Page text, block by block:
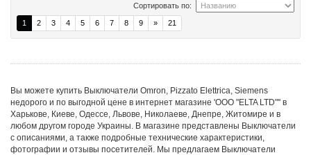
Сортировать по:
1 2 3 4 5 6 7 8 9 » 21
Вы можете купить Выключатели Omron, Pizzato Elettrica, Siemens
недорого и по выгодной цене в интернет магазине 'ООО "ELTA LTD"'' в
Харькове, Киеве, Одессе, Львове, Николаеве, Днепре, Житомире и в
любом другом городе Украины. В магазине представлены Выключатели
с описаниями, а также подробные технические характеристики,
фотографии и отзывы посетителей. Мы предлагаем Выключатели